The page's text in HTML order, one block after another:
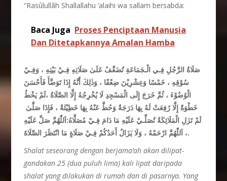
“Rasûlullâh Shallallahu ‘alaihi wa sallam bersabda:
Baca Juga Proses Penciptaan Manusia
Dan Ditetapkannya Amalan Hamba
صَلَاةُ الرَّجُلِ فِـي الْـجَمَاعَةِ تُضَعَّفُ عَلَىٰ صَلَاتِهِ فِـيْ بَيْتِهِ ، وَفِـيْ
سُوْقِهِ ، خَمْسًا وَعِشْرِيْنَ ضِعْفًا ، وَذٰلِكَ أَنَّهُ إِذَا تَوَضَّأَ فَأَحْسَنَ
الْوُضُوْءَ ، ثُمَّ خَرَجَ إِلَى الْمَسْجِدِ لَا يُخْرِجُهُ إِلَّا الصَّلَاةُ ،لَمْ يَخْطُ
خَطْوَةً إِلَّا رُفِعَتْ لَهُ بِهَا دَرَجَةٌ وَحُطَّ عَنْهُ بِهَا خَطِيْئَةٌ ، فَإِذَا صَلَّىٰ
لَمْ تَزَلِ الْمَلَائِكَةُ تُصَلِّـيْ عَلَيْهِ مَا دَامَ فِـيْ مُصَلَّاهُ:اَللّٰهُمَّ صَلِّ عَلَيْهِ
، اَللّٰهُمَّ ارْحَمْهُ ، وَلَا يَزَالُ أَحَدُكُمْ فِـيْ صَلَاةٍ مَا انْتَظَرَ الصَّلَاةَ.
Shalat seseorang dengan berjama’ah akan dilipat-
gandakan 25 (dua puluh lima) kali lipat daripada
shalat yang dilakukan di rumah dan di pasarnya. Yang